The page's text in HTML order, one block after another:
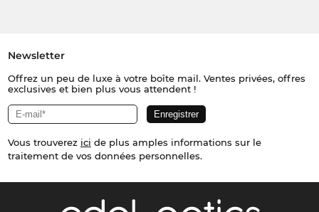
Newsletter
Offrez un peu de luxe à votre boîte mail. Ventes privées, offres
exclusives et bien plus vous attendent !
Vous trouverez ici de plus amples informations sur le
traitement de vos données personnelles.